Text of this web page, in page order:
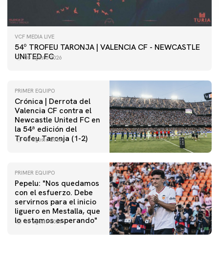
VCF MEDIA LIVE
54º TROFEU TARONJA | VALENCIA CF - NEWCASTLE
UNITED FC
08 agosto 2026
PRIMER EQUIPO
Crónica | Derrota del
Valencia CF contra el
Newcastle United FC en
la 54ª edición del
Trofeu Taronja (1-2)
08 agosto 2026
PRIMER EQUIPO
Pepelu: "Nos quedamos
con el esfuerzo. Debe
servirnos para el inicio
liguero en Mestalla, que
lo estamos esperando"
08 agosto 2026
PRIMER EQUIPO
Las fotos del Valencia CF-Newcastle United FC